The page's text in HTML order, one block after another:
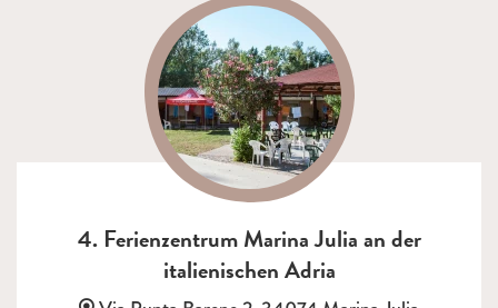
4. Ferienzentrum Marina Julia an der
italienischen Adria